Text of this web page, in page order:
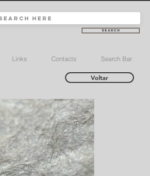
Search
Links Contacts Search Bar
Voltar